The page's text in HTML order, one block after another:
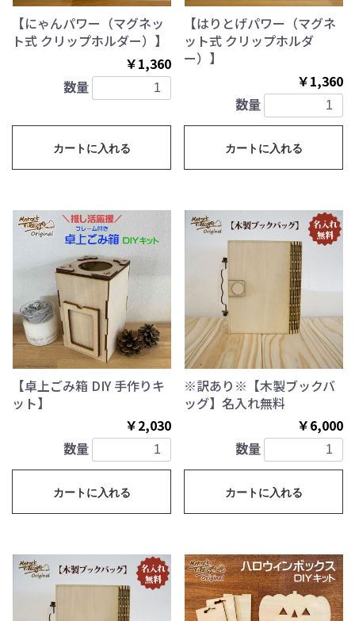
【にゃんパワー（マグネッ
ト式 クリップホルダー）】
￥1,360
数量
カートに入れる
【はりとげパワー（マグネ
ット式 クリップホルダ
ー）】
￥1,360
数量
カートに入れる
【卓上ごみ箱 DIY 手作りキ
ット】
￥2,030
数量
カートに入れる
※訳あり※【木製ブックバ
ッグ】名入れ無料
￥6,000
数量
カートに入れる